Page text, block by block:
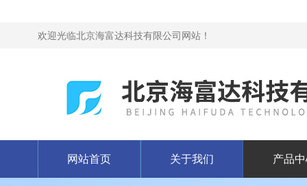
欢迎光临北京海富达科技有限公司网站！
网站首页 关于我们 产品